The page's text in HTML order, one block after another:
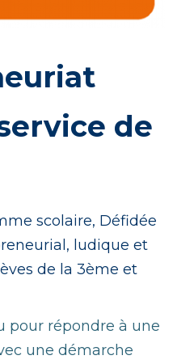
de
scolaire, Défidée
ludique et
de la 3ème et
pour répondre à une
une démarche